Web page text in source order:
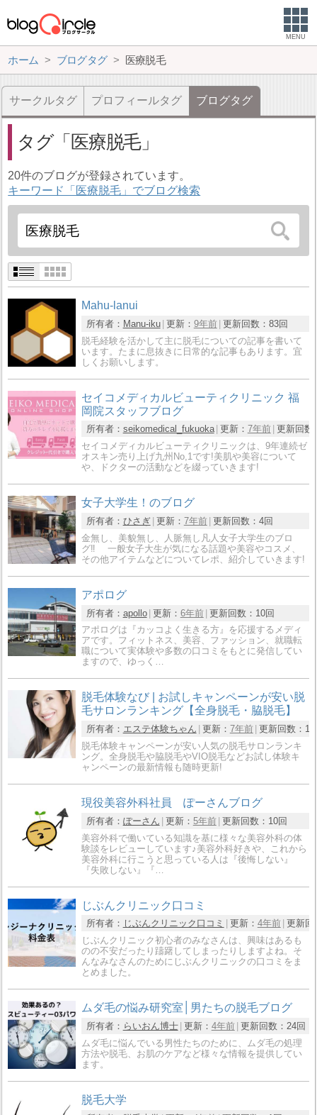
MENU
ホーム ブログタグ 医療脱毛
サークルタグ プロフィールタグ ブログタグ
タグ 医療脱毛
20件のブログが登録されています。
キーワード「医療脱毛」でブログ検索
Mahu-lanui
所有者： Manu-iku 更新： 9年前 更新回数： 83回
脱毛経験を活かして主に脱毛についての記事を書いて
います。たまに息抜きに日常的な記事もあります。宜
しくお願いします。
セイコメディカルビューティクリニック 福
岡院スタッフブログ
所有者： seikomedical_fukuoka 更新： 7年前 更新回数
セイコメディカルビューティクリニックは、9年連続ゼ
オスキン売り上げ九州No,1です!美肌や美容について
や、ドクターの活動などを綴っていきます!
女子大学生！のブログ
所有者： ひさぎ 更新： 7年前 更新回数： 4回
金無し、美貌無し、人脈無し凡人女子大学生のブロ
グ‼ 一般女子大生が気になる話題や美容やコスメ、
その他アイテムなどについてレポ、紹介していきます!
アポログ
所有者： apollo 更新： 6年前 更新回数： 10回
アポログは『カッコよく生きる方』を応援するメディ
アです。フィットネス、美容、ファッション、就職転
職について実体験や多数の口コミをもとに発信してい
ますので、ゆっく…
脱毛体験なび | お試しキャンペーンが安い脱
毛サロンランキング【全身脱毛・脇脱毛】
所有者： エステ体験ちゃん 更新： 7年前 更新回数： 1
脱毛体験キャンペーンが安い人気の脱毛サロンランキ
ング。全身脱毛や脇脱毛やVIO脱毛などお試し体験キ
ャンペーンの最新情報も随時更新!
現役美容外科社員 ぽーさんブログ
所有者： ぽーさん 更新： 5年前 更新回数： 10回
美容外科で働いている知識を基に様々な美容外科の体
験談をレビューしています♪美容外科好きや、これから
美容外科に行こうと思っている人は『後悔しない』
『失敗しない』『…
じぶんクリニック口コミ
所有者： じぶんクリニック口コミ 更新： 4年前 更新回
じぶんクリニック初心者のみなさんは、興味はあるも
のの不安だったり躊躇してしまったりしますよね。そ
んなみなさんのためにじぶんクリニックの口コミをま
とめました。
ムダ毛の悩み研究室│男たちの脱毛ブログ
所有者： らいおん博士 更新： 4年前 更新回数： 24回
ムダ毛に悩んでいる男性たちのために、ムダ毛の処理
方法や脱毛、お肌のケアなど様々な情報を提供してい
ます。
脱毛大学